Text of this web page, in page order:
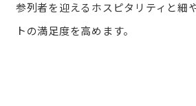
参列者を迎えるホスピタリティと細
トの満足度を高めます。